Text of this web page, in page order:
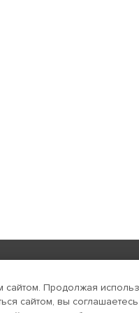
Поддержка и
Продолжая
сайтом, вы